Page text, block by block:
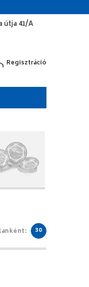
útja 41/A
Regisztráció
30